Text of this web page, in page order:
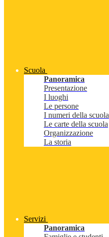
Scuola
Panoramica
Presentazione
I luoghi
Le persone
I numeri della scuola
Le carte della scuola
Organizzazione
La storia
Servizi
Panoramica